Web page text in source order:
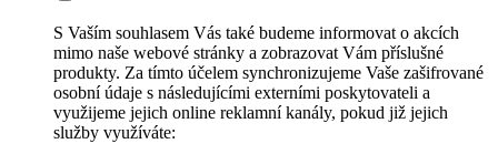
S Vaším souhlasem Vás také budeme informovat o akcích
mimo naše webové stránky a zobrazovat Vám příslušné
produkty. Za tímto účelem synchronizujeme Vaše zašifrované
osobní údaje s následujícími externími poskytovateli a
využijeme jejich online reklamní kanály, pokud již jejich
služby využíváte: